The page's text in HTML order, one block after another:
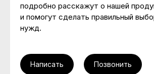
подробно расскажут о нашей
и помогут сделать правильный
нужд.
Написать Позвонить